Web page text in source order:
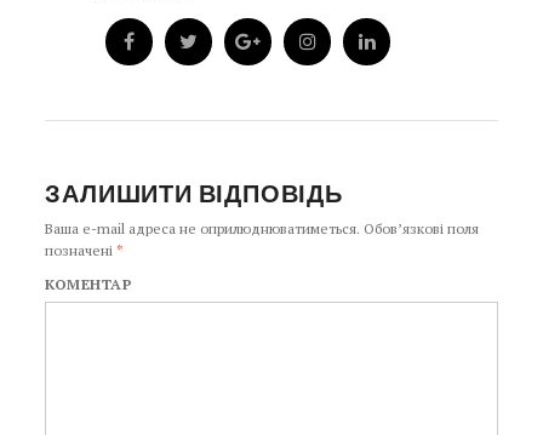
ЗАЛИШИТИ ВІДПОВІДЬ
Ваша e-mail адреса не оприлюднюватиметься. Обов’язкові поля
позначені*
КОМЕНТАР